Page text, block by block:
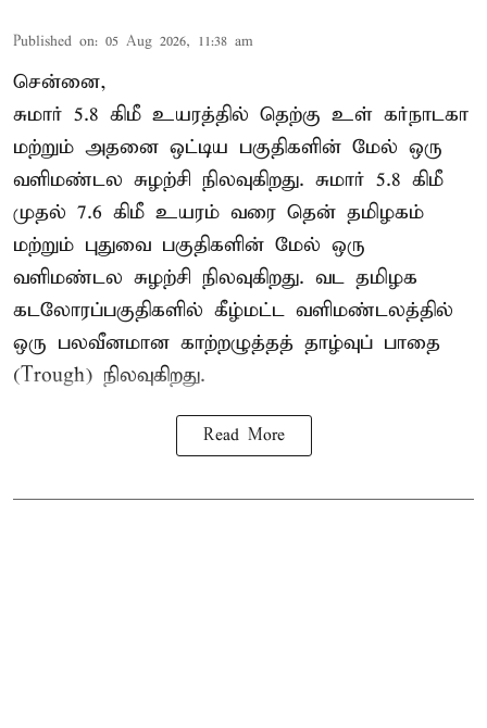
Published on: 05 Aug 2026, 11:38 am
சென்னை,
சுமார் 5.8 கிமீ உயரத்தில் தெற்கு உள் கர்நாடகா
மற்றும் அதனை ஒட்டிய பகுதிகளின் மேல் ஒரு
வளிமண்டல சுழற்சி நிலவுகிறது. சுமார் 5.8 கிமீ
முதல் 7.6 கிமீ உயரம் வரை தென் தமிழகம்
மற்றும் புதுவை பகுதிகளின் மேல் ஒரு
வளிமண்டல சுழற்சி நிலவுகிறது. வட தமிழக
கடலோரப்பகுதிகளில் கீழ்மட்ட வளிமண்டலத்தில்
ஒரு பலவீனமான காற்றழுத்தத் தாழ்வுப் பாதை
(Trough) நிலவுகிறது.
Read More